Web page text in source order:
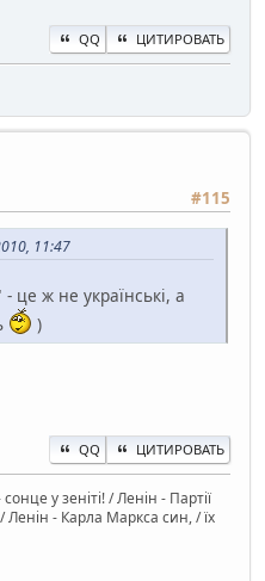
QQ ЦИТИРОВАТЬ
#115
11:47
- це ж не українські, а
)
QQ ЦИТИРОВАТЬ
у зеніті! / Ленін - Партії
- Карла Маркса син, / їх